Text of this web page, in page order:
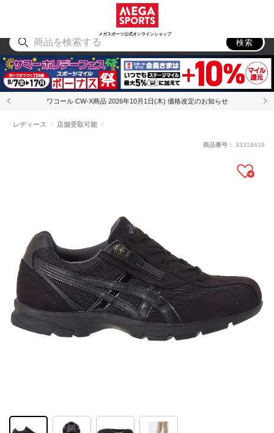
メガスポーツ公式オンラインショップ
アウトドア
検索
ワコール CW-X商品 2026年10月1日(木) 価格改定のお知らせ
レディース 店舗受取可能
商品番号： 33318619